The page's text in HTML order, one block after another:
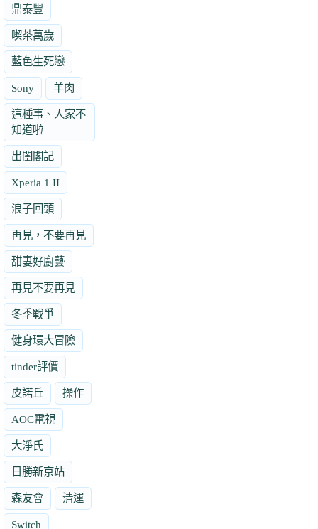
鼎泰豐
喫茶萬歲
藍色生死戀
Sony 羊肉
這種事、人家不
知道啦
出閨閣記
Xperia 1 II
浪子回頭
再見，不要再見
甜妻好廚藝
再見不要再見
冬季戰爭
健身環大冒險
tinder評價
皮諾丘 操作
AOC電視
大淨氏
日勝新京站
森友會 清運
Switch